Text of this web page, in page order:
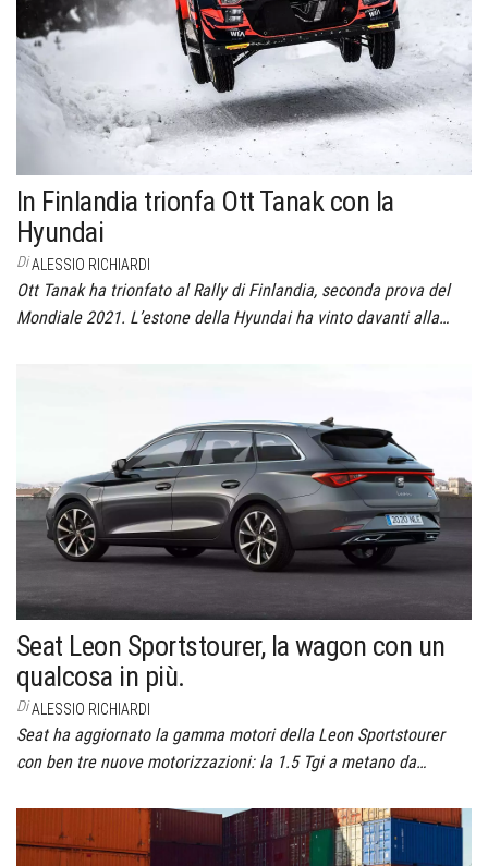
In Finlandia trionfa Ott Tanak con la
Hyundai
DiALESSIO RICHIARDI
Ott Tanak ha trionfato al Rally di Finlandia, seconda prova del
Mondiale 2021. L’estone della Hyundai ha vinto davanti alla…
Seat Leon Sportstourer, la wagon con un
qualcosa in più.
DiALESSIO RICHIARDI
Seat ha aggiornato la gamma motori della Leon Sportstourer
con ben tre nuove motorizzazioni: la 1.5 Tgi a metano da…